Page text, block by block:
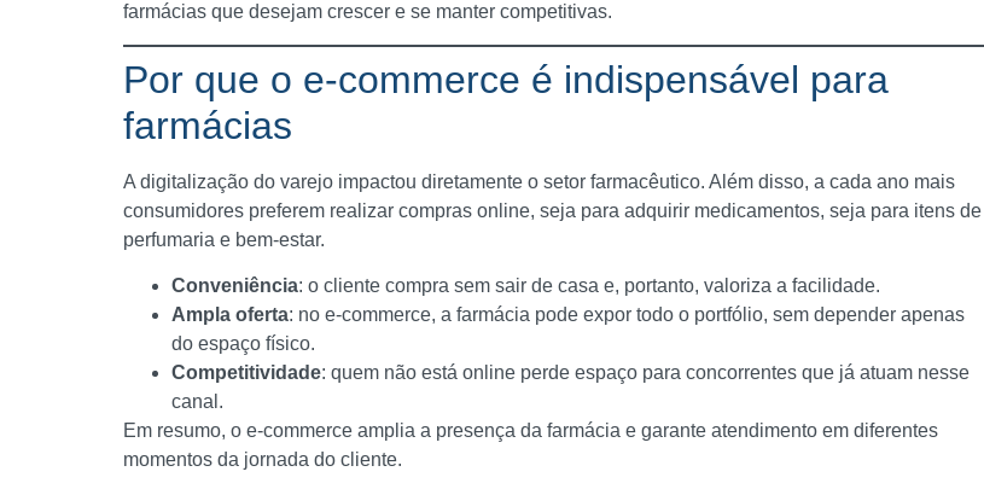
farmácias que desejam crescer e se manter competitivas.
Por que o e-commerce é indispensável para
farmácias
A digitalização do varejo impactou diretamente o setor farmacêutico. Além disso, a cada ano mais
consumidores preferem realizar compras online, seja para adquirir medicamentos, seja para itens de
perfumaria e bem-estar.
Conveniência: o cliente compra sem sair de casa e, portanto, valoriza a facilidade.
Ampla oferta: no e-commerce, a farmácia pode expor todo o portfólio, sem depender apenas
do espaço físico.
Competitividade: quem não está online perde espaço para concorrentes que já atuam nesse
canal.
Em resumo, o e-commerce amplia a presença da farmácia e garante atendimento em diferentes
momentos da jornada do cliente.